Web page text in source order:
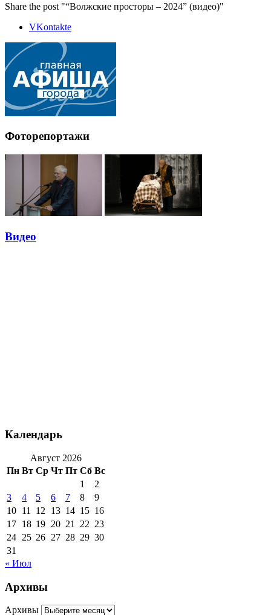
Share the post "“Волжские просторы – 2024” (видео)"
VKontakte
Фоторепортажи
Видео
Календарь
Август 2026
Пн Вт Ср Чт Пт Сб Вс
1
2
3
4 5 6 7 8
9
10 11 12 13 14 15 16
17 18 19 20 21 22 23
24 25 26 27 28 29 30
31
« Июл
Архивы
Архивы